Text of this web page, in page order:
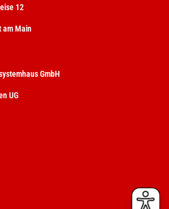
12
am Main
GmbH
UG